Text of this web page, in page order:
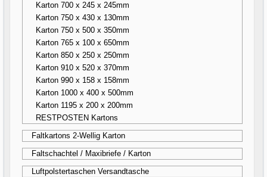
Karton 700 x 245 x 245mm
Karton 750 x 430 x 130mm
Karton 750 x 500 x 350mm
Karton 765 x 100 x 650mm
Karton 850 x 250 x 250mm
Karton 910 x 520 x 370mm
Karton 990 x 158 x 158mm
Karton 1000 x 400 x 500mm
Karton 1195 x 200 x 200mm
RESTPOSTEN Kartons
Faltkartons 2-Wellig Karton
Faltschachtel / Maxibriefe / Karton
Luftpolstertaschen Versandtasche